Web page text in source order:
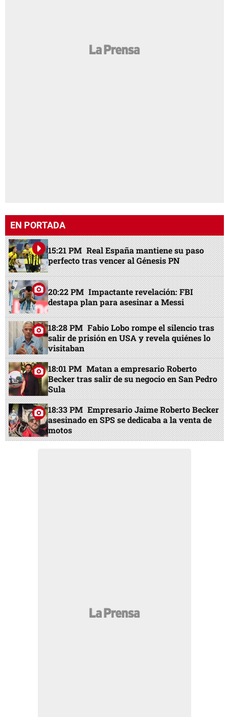
EN PORTADA
15:21 PM Real España mantiene su paso
perfecto tras vencer al Génesis PN
20:22 PM Impactante revelación: FBI
destapa plan para asesinar a Messi
18:28 PM Fabio Lobo rompe el silencio tras
salir de prisión en USA y revela quiénes lo
visitaban
18:01 PM Matan a empresario Roberto
Becker tras salir de su negocio en San Pedro
Sula
18:33 PM Empresario Jaime Roberto Becker
asesinado en SPS se dedicaba a la venta de
motos